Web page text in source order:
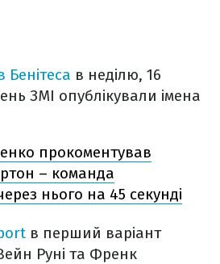
Бенітеса в неділю, 16
ЗМІ опублікували імена
прокоментував
– команда
нього на 45 секунді
в перший варіант
Руні та Френк